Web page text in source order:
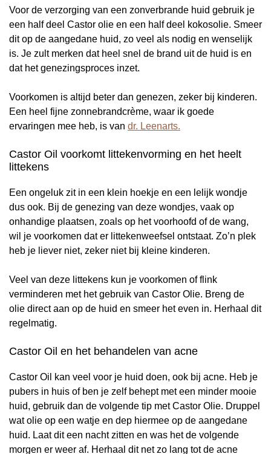
Voor de verzorging van een zonverbrande huid gebruik je
een half deel Castor olie en een half deel kokosolie. Smeer
dit op de aangedane huid, zo veel als nodig en wenselijk
is. Je zult merken dat heel snel de brand uit de huid is en
dat het genezingsproces inzet.
Voorkomen is altijd beter dan genezen, zeker bij kinderen.
Een heel fijne zonnebrandcrème, waar ik goede
ervaringen mee heb, is van dr. Leenarts.
Castor Oil voorkomt littekenvorming en het heelt
littekens
Een ongeluk zit in een klein hoekje en een lelijk wondje
dus ook. Bij de genezing van deze wondjes, vaak op
onhandige plaatsen, zoals op het voorhoofd of de wang,
wil je voorkomen dat er littekenweefsel ontstaat. Zo’n plek
heb je liever niet, zeker niet bij kleine kinderen.
Veel van deze littekens kun je voorkomen of flink
verminderen met het gebruik van Castor Olie. Breng de
olie direct aan op de huid en smeer het even in. Herhaal dit
regelmatig.
Castor Oil en het behandelen van acne
Castor Oil kan veel voor je huid doen, ook bij acne. Heb je
pubers in huis of ben je zelf behept met een minder mooie
huid, gebruik dan de volgende tip met Castor Olie. Druppel
wat olie op een watje en dep hiermee op de aangedane
huid. Laat dit een nacht zitten en was het de volgende
morgen er weer af. Herhaal dit net zo lang tot de acne